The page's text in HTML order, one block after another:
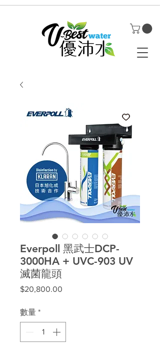
Everpoll 黑武士DCP-
3000HA + UVC-903 UV
滅菌龍頭
$20,800.00
數量 *